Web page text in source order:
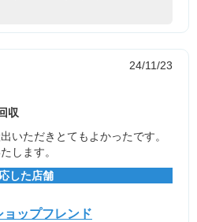
24/11/23
収
いただきとてもよかったです。
します。
した店舗
ョップフレンド